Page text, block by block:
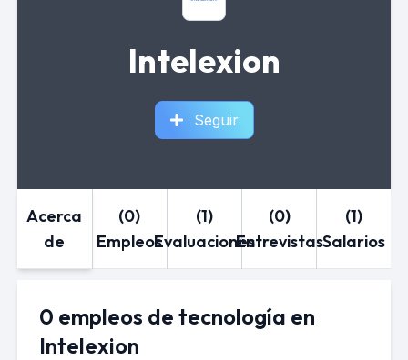
Intelexion
Seguir
Acerca
de
(0)
Empleos
(1)
Evaluaciones
(0)
Entrevistas
(1)
Salarios
0 empleos de tecnología en
Intelexion